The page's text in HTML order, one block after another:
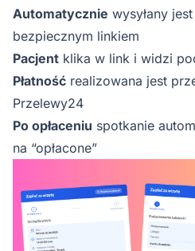
Automatycznie wysyłany
bezpiecznym linkiem
Pacjent klika w link i widzi
Płatność realizowana jest
Przelewy24
Po opłaceniu spotkanie
na “opłacone”